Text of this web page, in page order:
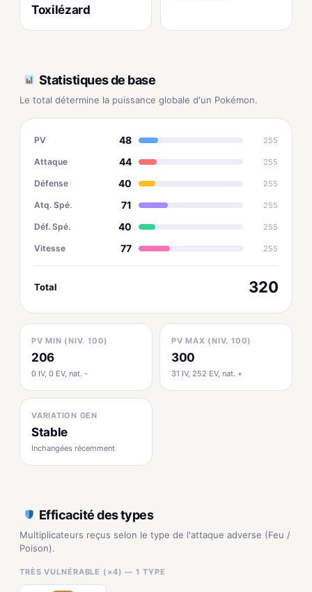
Toxilézard
Statistiques de base
Le total détermine la puissance globale d'un Pokémon.
PV 48 255
Attaque 44 255
Défense 40 255
Atq. Spé. 71 255
Déf. Spé. 40 255
Vitesse 77 255
Total 320
PV MIN (NIV. 100)
206
0 IV, 0 EV, nat. -
PV MAX (NIV. 100)
300
31 IV, 252 EV, nat. +
VARIATION GEN
Stable
Inchangées récemment
Efficacité des types
Multiplicateurs reçus selon le type de l'attaque adverse (Feu /
Poison).
TRÈS VULNÉRABLE (×4) — 1 TYPE